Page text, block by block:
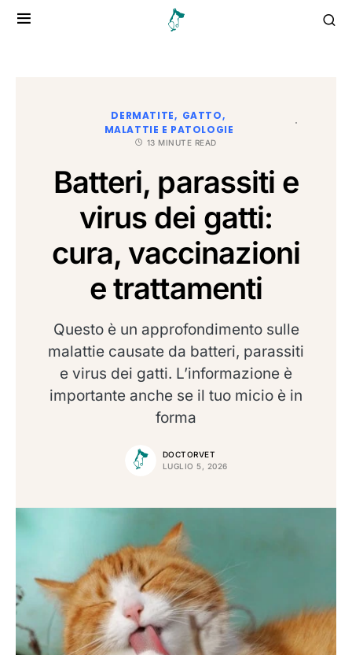
DERMATITE
GATTO
MALATTIE E PATOLOGIE
13 MINUTE READ
Batteri, parassiti e
virus dei gatti:
cura, vaccinazioni
e trattamenti
Questo è un approfondimento sulle
malattie causate da batteri, parassiti
e virus dei gatti. L’informazione è
importante anche se il tuo micio è in
forma
DOCTORVET
LUGLIO 5, 2026